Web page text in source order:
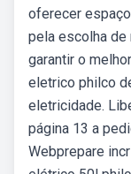
oferecer
pela escolha de
garantir o
eletrico philco
eletricidade.
página 13 a
Webprepare